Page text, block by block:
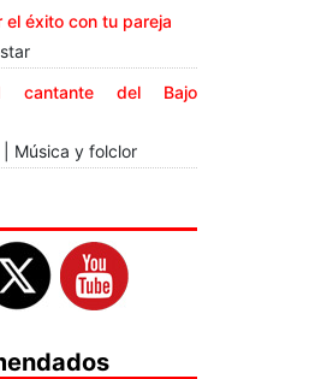
éxito con tu pareja
cantante del Bajo
| Música y folclor